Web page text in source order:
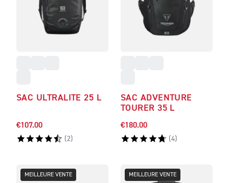
SAC ULTRALITE 25 L
€107.00
(2)
SAC ADVENTURE
TOURER 35 L
€180.00
(4)
MEILLEURE VENTE MEILLEURE VENTE